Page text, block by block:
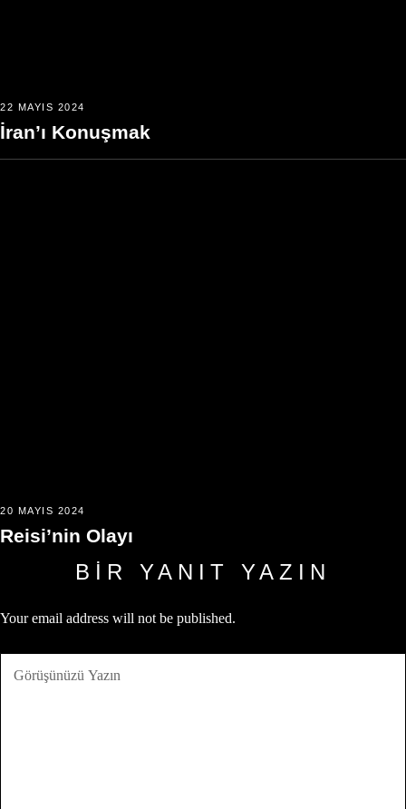
22 MAYIS 2024
İran’ı Konuşmak
20 MAYIS 2024
Reisi’nin Olayı
BIR YANIT YAZIN
Your email address will not be published.